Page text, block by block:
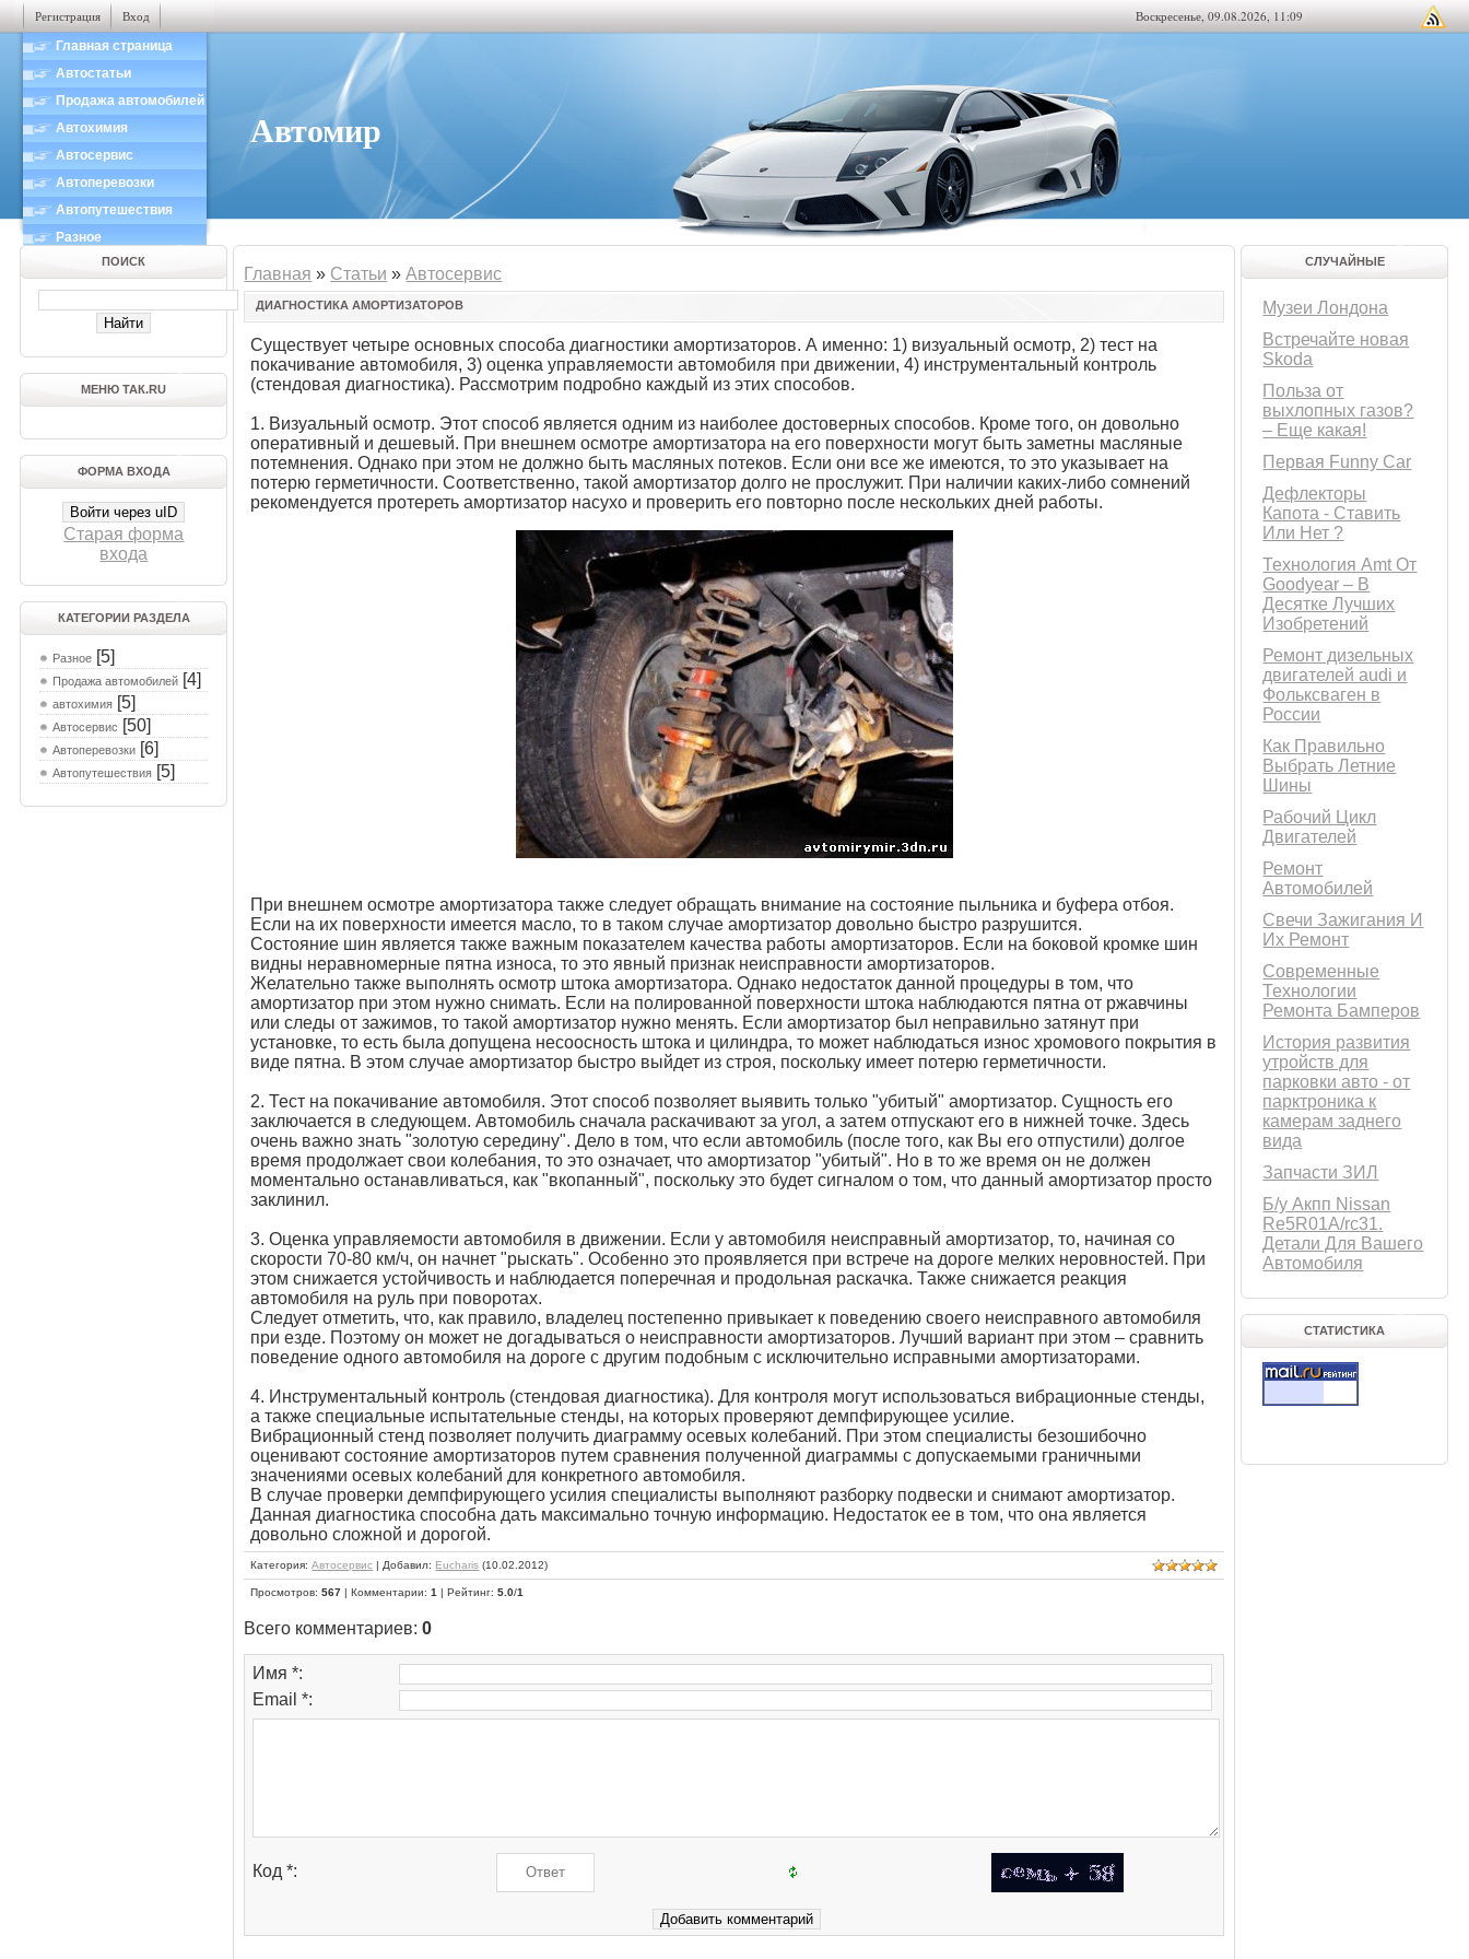
Регистрация Вход Воскресенье, 09.08.2026, 11:09
Главная страница
Автостатьи
Продажа автомобилей
Автохимия
Автосервис
Автоперевозки
Автопутешествия
Разное
Автомир
ПОИСК
МЕНЮ ТАК.RU
ФОРМА ВХОДА
Войти через uID
Старая форма
входа
КАТЕГОРИИ РАЗДЕЛА
Разное [5]
Продажа автомобилей [4]
автохимия [5]
Автосервис [50]
Автоперевозки [6]
Автопутешествия [5]
Главная » Статьи »Автосервис
ДИАГНОСТИКА АМОРТИЗАТОРОВ
Существует четыре основных способа диагностики амортизаторов. А именно: 1) визуальный осмотр, 2) тест на
покачивание автомобиля, 3) оценка управляемости автомобиля при движении, 4) инструментальный контроль
(стендовая диагностика). Рассмотрим подробно каждый из этих способов.
1. Визуальный осмотр. Этот способ является одним из наиболее достоверных способов. Кроме того, он довольно
оперативный и дешевый. При внешнем осмотре амортизатора на его поверхности могут быть заметны масляные
потемнения. Однако при этом не должно быть масляных потеков. Если они все же имеются, то это указывает на
потерю герметичности. Соответственно, такой амортизатор долго не прослужит. При наличии каких-либо сомнений
рекомендуется протереть амортизатор насухо и проверить его повторно после нескольких дней работы.
При внешнем осмотре амортизатора также следует обращать внимание на состояние пыльника и буфера отбоя.
Если на их поверхности имеется масло, то в таком случае амортизатор довольно быстро разрушится.
Состояние шин является также важным показателем качества работы амортизаторов. Если на боковой кромке шин
видны неравномерные пятна износа, то это явный признак неисправности амортизаторов.
Желательно также выполнять осмотр штока амортизатора. Однако недостаток данной процедуры в том, что
амортизатор при этом нужно снимать. Если на полированной поверхности штока наблюдаются пятна от ржавчины
или следы от зажимов, то такой амортизатор нужно менять. Если амортизатор был неправильно затянут при
установке, то есть была допущена несоосность штока и цилиндра, то может наблюдаться износ хромового покрытия в
виде пятна. В этом случае амортизатор быстро выйдет из строя, поскольку имеет потерю герметичности.
2. Тест на покачивание автомобиля. Этот способ позволяет выявить только "убитый" амортизатор. Сущность его
заключается в следующем. Автомобиль сначала раскачивают за угол, а затем отпускают его в нижней точке. Здесь
очень важно знать "золотую середину". Дело в том, что если автомобиль (после того, как Вы его отпустили) долгое
время продолжает свои колебания, то это означает, что амортизатор "убитый". Но в то же время он не должен
моментально останавливаться, как "вкопанный", поскольку это будет сигналом о том, что данный амортизатор просто
заклинил.
3. Оценка управляемости автомобиля в движении. Если у автомобиля неисправный амортизатор, то, начиная со
скорости 70-80 км/ч, он начнет "рыскать". Особенно это проявляется при встрече на дороге мелких неровностей. При
этом снижается устойчивость и наблюдается поперечная и продольная раскачка. Также снижается реакция
автомобиля на руль при поворотах.
Следует отметить, что, как правило, владелец постепенно привыкает к поведению своего неисправного автомобиля
при езде. Поэтому он может не догадываться о неисправности амортизаторов. Лучший вариант при этом – сравнить
поведение одного автомобиля на дороге с другим подобным с исключительно исправными амортизаторами.
4. Инструментальный контроль (стендовая диагностика). Для контроля могут использоваться вибрационные стенды,
а также специальные испытательные стенды, на которых проверяют демпфирующее усилие.
Вибрационный стенд позволяет получить диаграмму осевых колебаний. При этом специалисты безошибочно
оценивают состояние амортизаторов путем сравнения полученной диаграммы с допускаемыми граничными
значениями осевых колебаний для конкретного автомобиля.
В случае проверки демпфирующего усилия специалисты выполняют разборку подвески и снимают амортизатор.
Данная диагностика способна дать максимально точную информацию. Недостаток ее в том, что она является
довольно сложной и дорогой.
Категория:Автосервис | Добавил: Eucharis (10.02.2012)
Просмотров:567 |Комментарии:1 |Рейтинг:5.0/1
Всего комментариев:0
Имя *:
Email *:
Код *:
СЛУЧАЙНЫЕ
Музеи Лондона
Встречайте новая
Skoda
Польза от
выхлопных газов?
– Еще какая!
Первая Funny Car
Дефлекторы
Капота - Ставить
Или Нет ?
Технология Amt От
Goodyear – В
Десятке Лучших
Изобретений
Ремонт дизельных
двигателей audi и
Фольксваген в
России
Как Правильно
Выбрать Летние
Шины
Рабочий Цикл
Двигателей
Ремонт
Автомобилей
Свечи Зажигания И
Их Ремонт
Современные
Технологии
Ремонта Бамперов
История развития
утройств для
парковки авто - от
парктроника к
камерам заднего
вида
Запчасти ЗИЛ
Б/у Акпп Nissan
Re5R01A/rc31.
Детали Для Вашего
Автомобиля
СТАТИСТИКА